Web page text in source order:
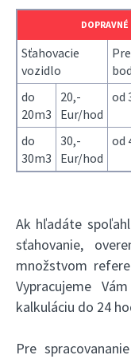
Sťahovacie
vozidlo
do
20m3
20,-
Eur/hod
od
do
30m3
30,-
Eur/hod
od
Ak hľadáte
sťahovanie,
množstvom
Vypracujeme
kalkuláciu do 24
Pre